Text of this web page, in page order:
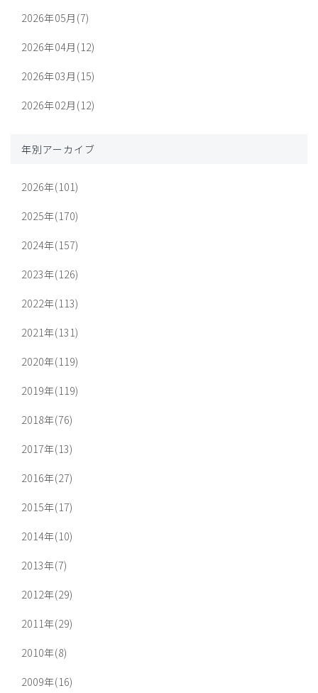
2026年05月(7)
2026年04月(12)
2026年03月(15)
2026年02月(12)
年別アーカイブ
2026年(101)
2025年(170)
2024年(157)
2023年(126)
2022年(113)
2021年(131)
2020年(119)
2019年(119)
2018年(76)
2017年(13)
2016年(27)
2015年(17)
2014年(10)
2013年(7)
2012年(29)
2011年(29)
2010年(8)
2009年(16)